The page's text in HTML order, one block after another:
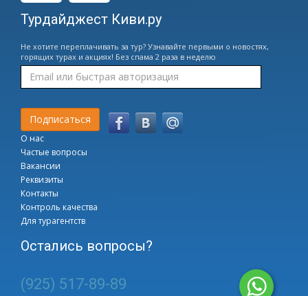
Турдайджест Киви.ру
Не хотите переплачивать за тур? Узнавайте первыми о новостях,
горящих турах и акциях! Без спама 2 раза в неделю
О нас
Частые вопросы
Вакансии
Реквизиты
Контакты
Контроль качества
Для турагентств
Остались вопросы?
(925) 517-89-89